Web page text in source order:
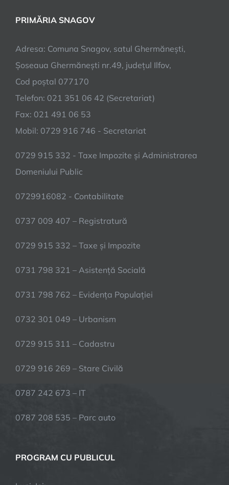
PRIMĂRIA SNAGOV
Adresa: Comuna Snagov, satul Ghermănești,
Șoseaua Ghermănești nr.49, județul Ilfov,
Cod poștal 077170
Telefon: 021 351 06 42 (Secretariat)
Fax: 021 491 06 53
Mobil: 0729 916 746 - Secretariat
0729 915 332 - Taxe Impozite și Administrarea
Domeniului Public
0729916082 - Contabilitate
0737 009 407 – Registratură
0729 915 332 – Taxe și Impozite
0731 798 321 – Asistență Socială
0731 798 762 – Evidența Populației
0732 301 049 – Urbanism
0729 915 311 – Cadastru
0729 916 269 – Stare Civilă
0787 242 673 – IT
0787 208 535 – Parc auto
PROGRAM CU PUBLICUL